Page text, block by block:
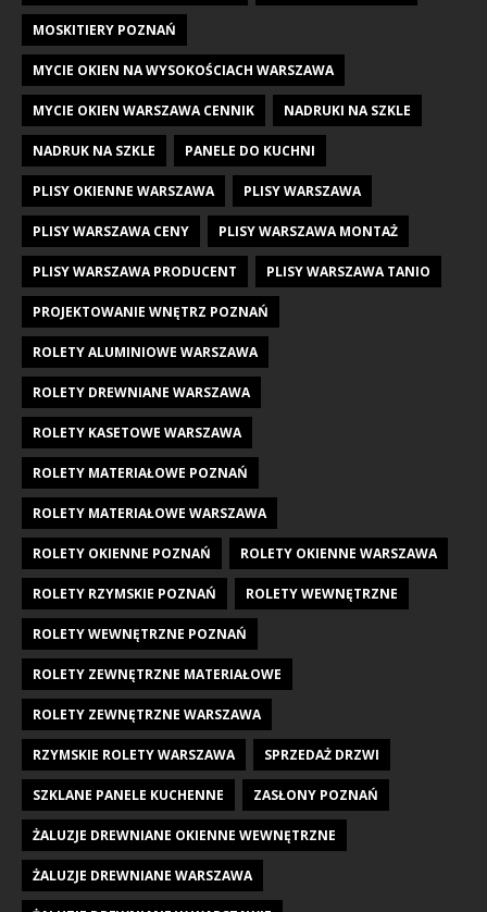
MOSKITIERY POZNAŃ
MYCIE OKIEN NA WYSOKOŚCIACH WARSZAWA
MYCIE OKIEN WARSZAWA CENNIK NADRUKI NA SZKLE
NADRUK NA SZKLE PANELE DO KUCHNI
PLISY OKIENNE WARSZAWA PLISY WARSZAWA
PLISY WARSZAWA CENY PLISY WARSZAWA MONTAŻ
PLISY WARSZAWA PRODUCENT PLISY WARSZAWA TANIO
PROJEKTOWANIE WNĘTRZ POZNAŃ
ROLETY ALUMINIOWE WARSZAWA
ROLETY DREWNIANE WARSZAWA
ROLETY KASETOWE WARSZAWA
ROLETY MATERIAŁOWE POZNAŃ
ROLETY MATERIAŁOWE WARSZAWA
ROLETY OKIENNE POZNAŃ ROLETY OKIENNE WARSZAWA
ROLETY RZYMSKIE POZNAŃ ROLETY WEWNĘTRZNE
ROLETY WEWNĘTRZNE POZNAŃ
ROLETY ZEWNĘTRZNE MATERIAŁOWE
ROLETY ZEWNĘTRZNE WARSZAWA
RZYMSKIE ROLETY WARSZAWA SPRZEDAŻ DRZWI
SZKLANE PANELE KUCHENNE ZASŁONY POZNAŃ
ŻALUZJE DREWNIANE OKIENNE WEWNĘTRZNE
ŻALUZJE DREWNIANE WARSZAWA